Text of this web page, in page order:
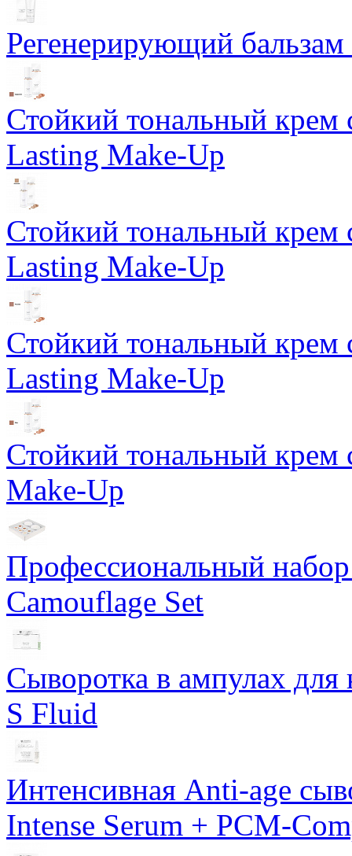
Регенерирующий
Стойкий тональный
Lasting Make-Up
Стойкий тональный
Lasting Make-Up
Стойкий тональный
Lasting Make-Up
Стойкий тональный
Make-Up
Профессиональный
Camouflage Set
Сыворотка в ампулах для
S Fluid
Интенсивная Anti-age
Intense Serum + PCM-